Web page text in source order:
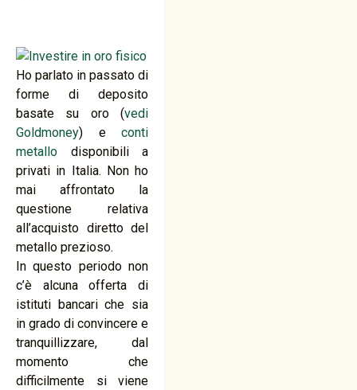
Ho parlato in passato di
forme di deposito
basate su oro (vedi
Goldmoney) econti
metallo disponibili a
privati in Italia. Non ho
mai affrontato la
questione relativa
all’acquisto diretto del
metallo prezioso.
In questo periodo non
c’è alcuna offerta di
istituti bancari che sia
in grado di convincere e
tranquillizzare, dal
momento che
difficilmente si viene